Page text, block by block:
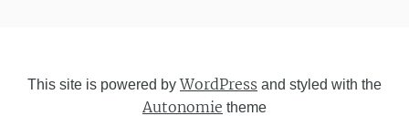
This site is powered by WordPress and styled with the
Autonomie theme